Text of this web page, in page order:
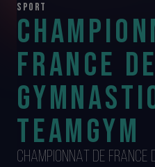
SPORT
FRANCE DE
TEAMGYM
CHAMPIONNAT DE FRANCE